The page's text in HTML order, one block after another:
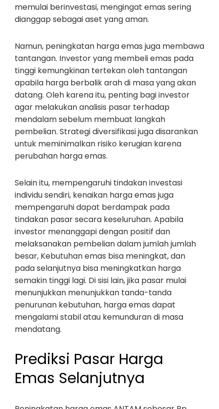
memulai berinvestasi, mengingat emas sering
dianggap sebagai aset yang aman.
Namun, peningkatan harga emas juga membawa
tantangan. Investor yang membeli emas pada
tinggi kemungkinan tertekan oleh tantangan
apabila harga berbalik arah di masa yang akan
datang. Oleh karena itu, penting bagi investor
agar melakukan analisis pasar terhadap
mendalam sebelum membuat langkah
pembelian. Strategi diversifikasi juga disarankan
untuk meminimalkan risiko kerugian karena
perubahan harga emas.
Selain itu, mempengaruhi tindakan investasi
individu sendiri, kenaikan harga emas juga
mempengaruhi dapat berdampak pada
tindakan pasar secara keseluruhan. Apabila
investor menanggapi dengan positif dan
melaksanakan pembelian dalam jumlah jumlah
besar, Kebutuhan emas bisa meningkat, dan
pada selanjutnya bisa meningkatkan harga
semakin tinggi lagi. Di sisi lain, jika pasar mulai
menunjukkan menunjukkan tanda-tanda
penurunan kebutuhan, harga emas dapat
mengalami stabil atau kemunduran di masa
mendatang.
Prediksi Pasar Harga
Emas Selanjutnya